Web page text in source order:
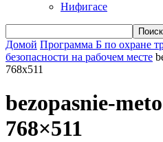
Нифигасе
Домой Программа Б по охране
безопасности на рабочем месте
768x511
bezopasnie-
768×511